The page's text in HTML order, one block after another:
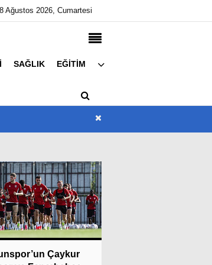
8 Ağustos 2026, Cumartesi
SAĞLIK EĞITIM
Son Dakika
Çaykur